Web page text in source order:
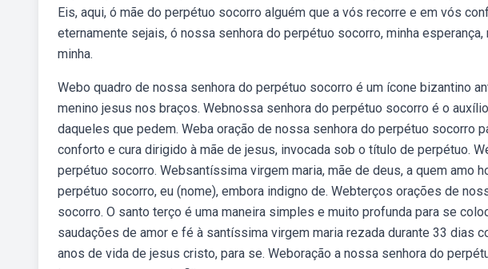
Eis, aqui, ó mãe do perpétuo socorro alguém que a vós recorre e em vós
eternamente sejais, ó nossa senhora do perpétuo socorro, minha
minha.
Webo quadro de nossa senhora do perpétuo socorro é um ícone bizantino
menino jesus nos braços. Webnossa senhora do perpétuo socorro é o
daqueles que pedem. Weba oração de nossa senhora do perpétuo socorro
conforto e cura dirigido à mãe de jesus, invocada sob o título de perpétuo.
perpétuo socorro. Websantíssima virgem maria, mãe de deus, a quem amo
perpétuo socorro, eu (nome), embora indigno de. Webterços orações de
socorro. O santo terço é uma maneira simples e muito profunda para se
saudações de amor e fé à santíssima virgem maria rezada durante 33 dias
anos de vida de jesus cristo, para se. Weboração a nossa senhora do